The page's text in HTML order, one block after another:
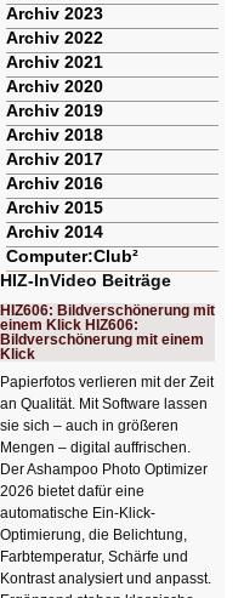
Archiv 2023
Archiv 2022
Archiv 2021
Archiv 2020
Archiv 2019
Archiv 2018
Archiv 2017
Archiv 2016
Archiv 2015
Archiv 2014
Computer:Club²
HIZ-InVideo Beiträge
HIZ606: Bildverschönerung mit
einem Klick HIZ606:
Bildverschönerung mit einem
Klick
Papierfotos verlieren mit der Zeit
an Qualität. Mit Software lassen
sie sich – auch in größeren
Mengen – digital auffrischen.
Der Ashampoo Photo Optimizer
2026 bietet dafür eine
automatische Ein-Klick-
Optimierung, die Belichtung,
Farbtemperatur, Schärfe und
Kontrast analysiert und anpasst.